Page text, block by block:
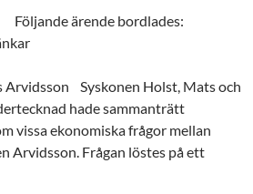
ärende bordlades:
Arvidsson Syskonen Holst, Mats och
hade sammanträtt
vissa ekonomiska frågor mellan
Arvidsson. Frågan löstes på ett